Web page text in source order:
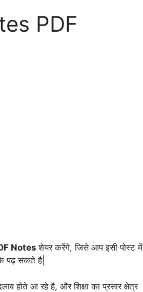
PDF
Notesशेयर करेंगे, जिसे आप इसी पोस्ट में
पढ़ सकते है|
होते आ रहे है, और शिक्षा का प्रसार क्षेत्र